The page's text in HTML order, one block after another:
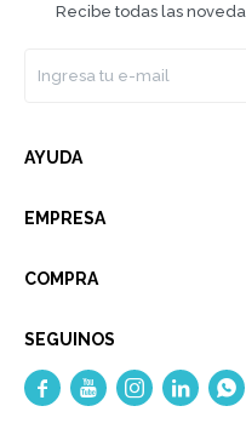
Recibe todas las
AYUDA
EMPRESA
COMPRA
SEGUINOS
    